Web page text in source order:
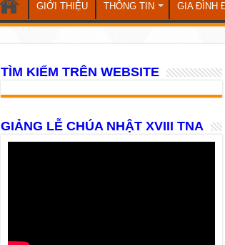
GIỚI THIỆU THÔNG TIN GIA ĐÌNH
TÌM KIẾM TRÊN WEBSITE
GIẢNG LỄ CHÚA NHẬT XVIII TNA